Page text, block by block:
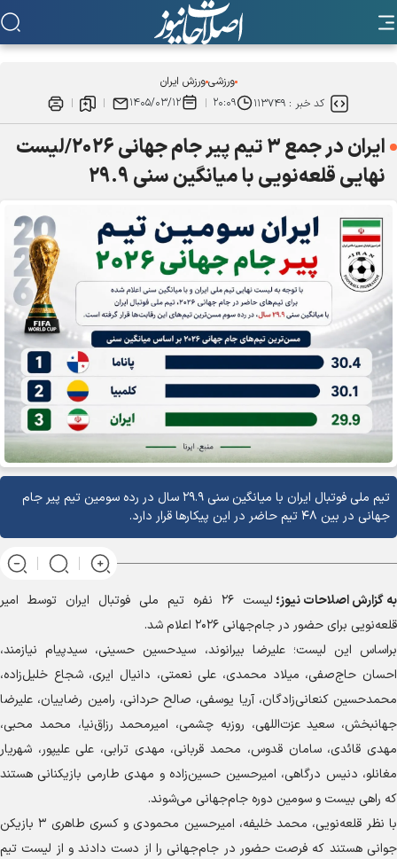
ورزشیورزش ایران
کد خبر : ۱۱۳۷۴۹ ۲۰:۰۹ ۱۴۰۵/۰۳/۱۲
ایران در جمع ۳ تیم پیر جام جهانی ۲۰۲۶/لیست
نهایی قلعه‌نویی با میانگین سنی ۲۹.۹
تیم ملی فوتبال ایران با میانگین سنی ۲۹.۹ سال در رده سومین تیم پیر جام
جهانی در بین ۴۸ تیم حاضر در این پیکار‌ها قرار دارد.
به گزارشاصلاحات نیوز؛
لیست ۲۶ نفره تیم ملی فوتبال ایران توسط امیر
قلعه‌نویی برای حضور در جام‌جهانی ۲۰۲۶ اعلام شد.
براساس این لیست؛ علیرضا بیرانوند، سیدحسین حسینی، سیدپیام نیازمند،
احسان حاج‌صفی، میلاد محمدی، علی نعمتی، دانیال ایری، شجاع خلیل‌زاده،
محمدحسین کنعانی‌زادگان، آریا یوسفی، صالح حردانی، رامین رضاییان، علیرضا
جهانبخش، سعید عزت‌اللهی، روزبه چشمی، امیرمحمد رزاق‌نیا، محمد محبی،
مهدی قائدی، سامان قدوس، محمد قربانی، مهدی ترابی، علی علیپور، شهریار
مغانلو، دنیس درگاهی، امیرحسین حسین‌زاده و مهدی طارمی بازیکنانی هستند
که راهی بیست و سومین دوره جام‌جهانی می‌شوند.
با نظر قلعه‌نویی، محمد خلیفه، امیرحسین محمودی و کسری طاهری ۳ بازیکن
جوانی هستند که فرصت حضور در جام‌جهانی را از دست دادند و از لیست تیم